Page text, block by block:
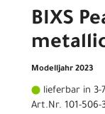
BIXS
Modelljahr 2023
lieferbar in 3-
Art.Nr. 101-506-